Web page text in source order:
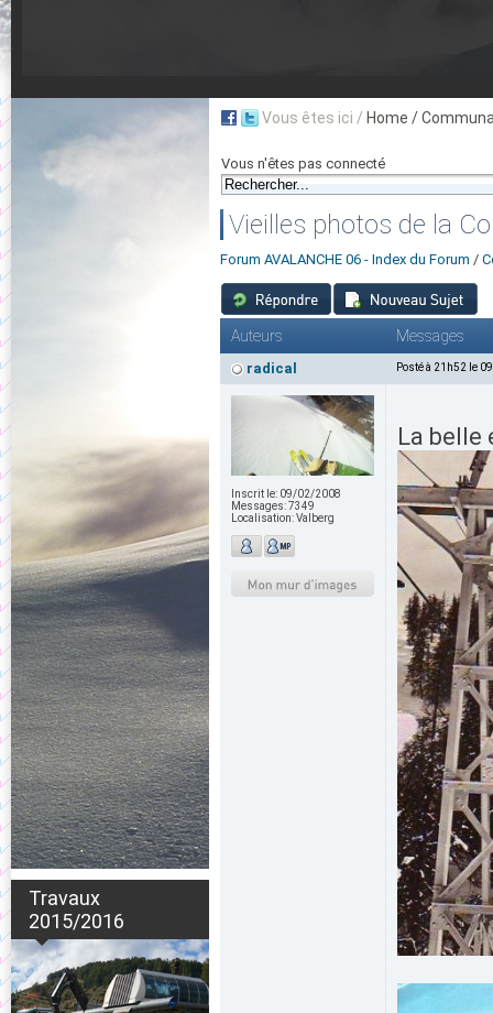
Travaux
2015/2016
Vous êtes ici / Home /
Vous n'êtes pas connecté
Vieilles photos de la
Forum AVALANCHE 06 - Index du Forum /
Auteurs Messages
radical Posté à 21h52 le
Inscrit le: 09/02/2008
Messages:7349
Localisation:Valberg
La belle